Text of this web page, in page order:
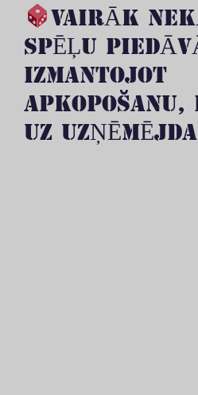
VAIRĀK
SPĒĻU
IZMANTOJOT
APKOPOŠANU,
UZ